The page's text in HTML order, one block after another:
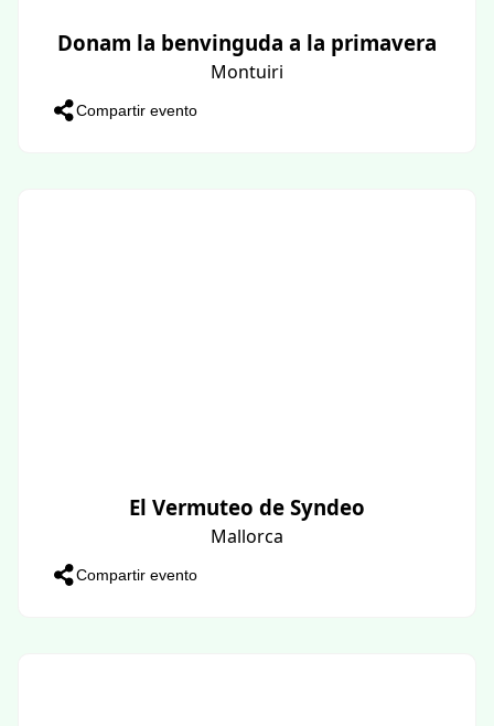
Donam la benvinguda a la primavera
Montuiri
Compartir evento
El Vermuteo de Syndeo
Mallorca
Compartir evento